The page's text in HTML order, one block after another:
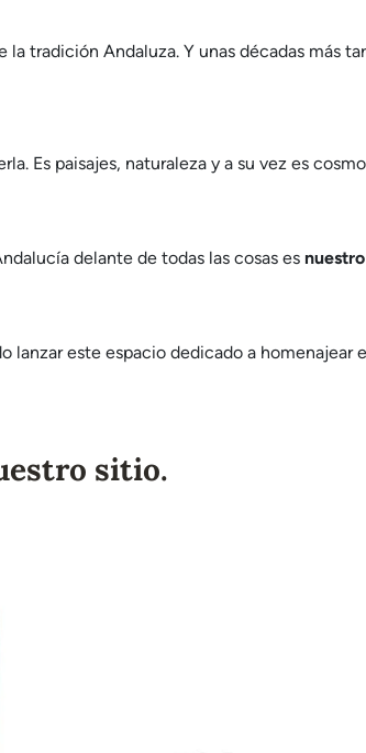
tradición Andaluza. Y unas décadas más
Es paisajes, naturaleza y a su vez es
delante de todas las cosas es nuestro
lanzar este espacio dedicado a homenajear
sitio.